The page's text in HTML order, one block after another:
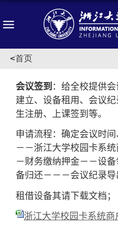
<首页
会议签到 ：给全校提供
建立、设备租用、会议
生注册、上课签到等。
申请流程：确定会议时
－－浙江大学校园卡系
－财务缴纳押金－－设
备归还－－－会议纪录导
租借设备其请下载文档；
浙江大学校园卡系统